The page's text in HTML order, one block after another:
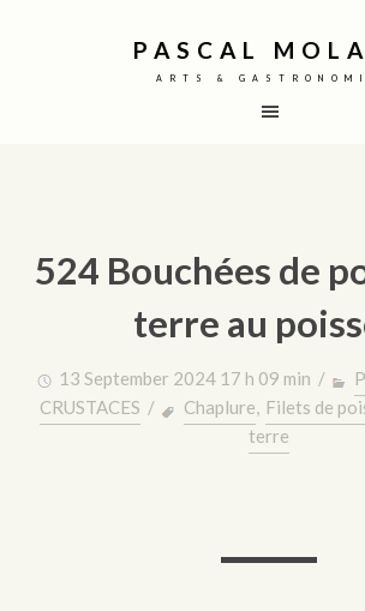
PASCAL
ARTS &
524 Bouchées de
terre au
13 September 2024 17 h 09 min /
CRUSTACES / Chaplure, Filets de
terre